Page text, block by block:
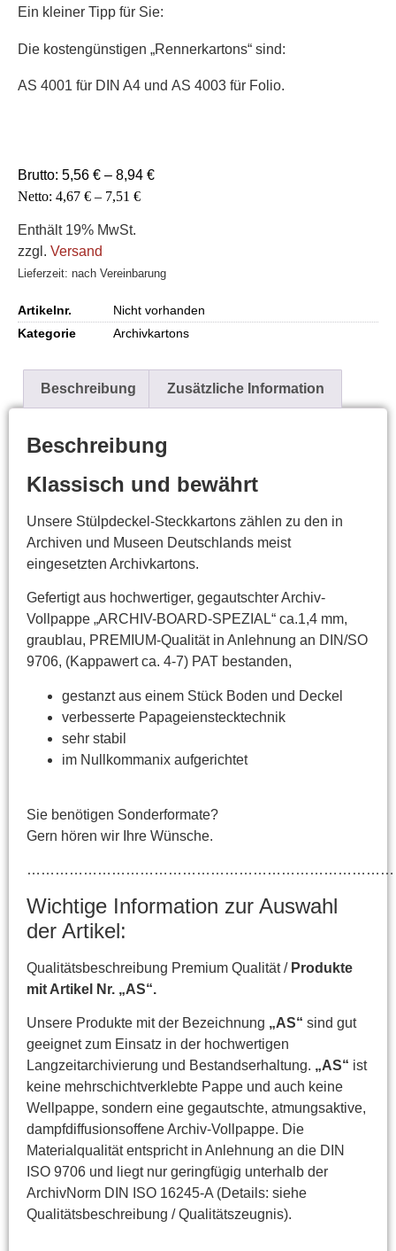
Ein kleiner Tipp für Sie:
Die kostengünstigen „Rennerkartons“ sind:
AS 4001 für DIN A4 und AS 4003 für Folio.
Brutto: 5,56 € – 8,94 €
Netto: 4,67 € – 7,51 €
Enthält 19% MwSt.
zzgl. Versand
Lieferzeit: nach Vereinbarung
Artikelnr.
Nicht vorhanden
Kategorie
Archivkartons
Beschreibung Zusätzliche Information
Beschreibung
Klassisch und bewährt
Unsere Stülpdeckel-Steckkartons zählen zu den in
Archiven und Museen Deutschlands meist
eingesetzten Archivkartons.
Gefertigt aus hochwertiger, gegautschter Archiv-
Vollpappe „ARCHIV-BOARD-SPEZIAL“ ca.1,4 mm,
graublau, PREMIUM-Qualität in Anlehnung an DIN/SO
9706, (Kappawert ca. 4-7) PAT bestanden,
gestanzt aus einem Stück Boden und Deckel
verbesserte Papageienstecktechnik
sehr stabil
im Nullkommanix aufgerichtet
Sie benötigen Sonderformate?
Gern hören wir Ihre Wünsche.
Wichtige Information zur Auswahl
der Artikel:
Qualitätsbeschreibung Premium Qualität / Produkte
mit Artikel Nr. „AS“.
Unsere Produkte mit der Bezeichnung „AS“ sind gut
geeignet zum Einsatz in der hochwertigen
Langzeitarchivierung und Bestandserhaltung. „AS“ ist
keine mehrschichtverklebte Pappe und auch keine
Wellpappe, sondern eine gegautschte, atmungsaktive,
dampfdiffusionsoffene Archiv-Vollpappe. Die
Materialqualität entspricht in Anlehnung an die DIN
ISO 9706 und liegt nur geringfügig unterhalb der
ArchivNorm DIN ISO 16245-A (Details: siehe
Qualitätsbeschreibung / Qualitätszeugnis).